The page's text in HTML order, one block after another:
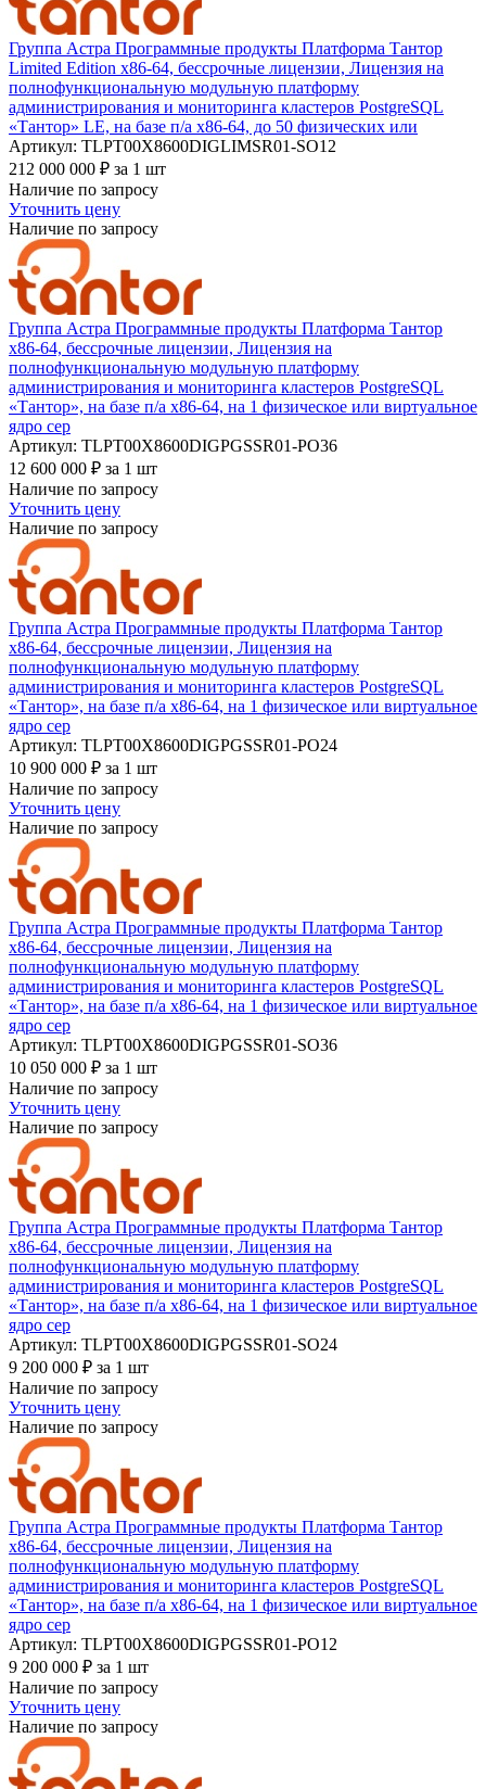
Группа Астра Программные продукты Платформа Тантор
Limited Edition х86-64, бессрочные лицензии, Лицензия на
полнофункциональную модульную платформу
администрирования и мониторинга кластеров PostgreSQL
«Тантор» LE, на базе п/а х86-64, до 50 физических или
Артикул: TLPT00Х8600DIGLIMSR01-SO12
212 000 000 ₽ за 1 шт
Наличие по запросу
Уточнить цену
Наличие по запросу
Группа Астра Программные продукты Платформа Тантор
х86-64, бессрочные лицензии, Лицензия на
полнофункциональную модульную платформу
администрирования и мониторинга кластеров PostgreSQL
«Тантор», на базе п/а х86-64, на 1 физическое или виртуальное
ядро сер
Артикул: TLPT00Х8600DIGPGSSR01-PO36
12 600 000 ₽ за 1 шт
Наличие по запросу
Уточнить цену
Наличие по запросу
Группа Астра Программные продукты Платформа Тантор
х86-64, бессрочные лицензии, Лицензия на
полнофункциональную модульную платформу
администрирования и мониторинга кластеров PostgreSQL
«Тантор», на базе п/а х86-64, на 1 физическое или виртуальное
ядро сер
Артикул: TLPT00Х8600DIGPGSSR01-PO24
10 900 000 ₽ за 1 шт
Наличие по запросу
Уточнить цену
Наличие по запросу
Группа Астра Программные продукты Платформа Тантор
х86-64, бессрочные лицензии, Лицензия на
полнофункциональную модульную платформу
администрирования и мониторинга кластеров PostgreSQL
«Тантор», на базе п/а х86-64, на 1 физическое или виртуальное
ядро сер
Артикул: TLPT00Х8600DIGPGSSR01-SO36
10 050 000 ₽ за 1 шт
Наличие по запросу
Уточнить цену
Наличие по запросу
Группа Астра Программные продукты Платформа Тантор
х86-64, бессрочные лицензии, Лицензия на
полнофункциональную модульную платформу
администрирования и мониторинга кластеров PostgreSQL
«Тантор», на базе п/а х86-64, на 1 физическое или виртуальное
ядро сер
Артикул: TLPT00Х8600DIGPGSSR01-SO24
9 200 000 ₽ за 1 шт
Наличие по запросу
Уточнить цену
Наличие по запросу
Группа Астра Программные продукты Платформа Тантор
х86-64, бессрочные лицензии, Лицензия на
полнофункциональную модульную платформу
администрирования и мониторинга кластеров PostgreSQL
«Тантор», на базе п/а х86-64, на 1 физическое или виртуальное
ядро сер
Артикул: TLPT00Х8600DIGPGSSR01-PO12
9 200 000 ₽ за 1 шт
Наличие по запросу
Уточнить цену
Наличие по запросу